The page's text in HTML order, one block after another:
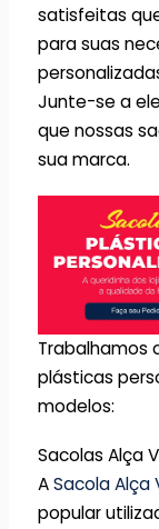
satisfeitas
para suas
Junte-se a
que nossas
sua marca.
Trabalhamos
plásticas
modelos:
Sacolas Alça
ASacola Alça
popular